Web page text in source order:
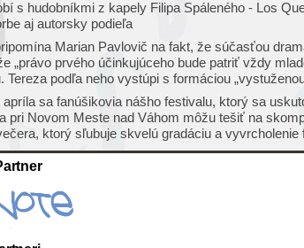
s hudobníkmi z kapely Filipa Spáleného - Los
aj autorsky podieľa
Marian Pavlovič na fakt, že súčasťou
„právo prvého účinkujúceho bude patriť vždy
Tereza podľa neho vystúpi s formáciou
sa fanúšikovia nášho festivalu, ktorý sa
pri Novom Meste nad Váhom môžu tešiť na
ktorý sľubuje skvelú gradáciu a vyvrcholenie